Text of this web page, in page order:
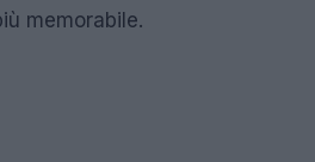
memorabile.